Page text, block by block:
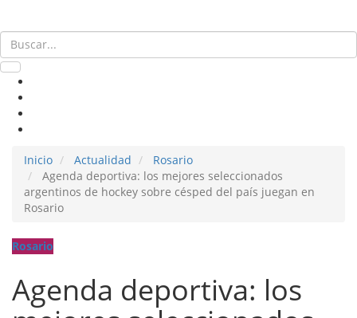
Inicio Actualidad
Rosario
Agenda deportiva: los mejores seleccionados
argentinos de hockey sobre césped del país juegan en
Rosario
Rosario
Agenda deportiva: los